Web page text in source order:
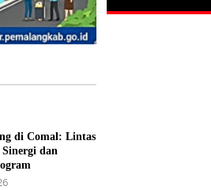
di Comal: Lintas
dan